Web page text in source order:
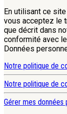
En utilisant ce
vous acceptez le
que décrit dans
conformité avec
Données
Notre politique de
Notre politique de
Gérer mes données